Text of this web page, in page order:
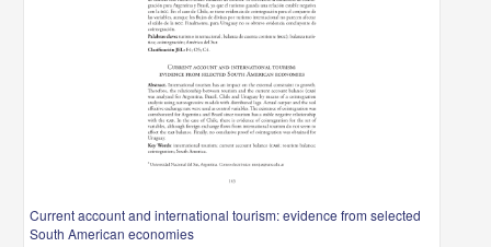
Current account and international tourism: evidence from selected
South American economies